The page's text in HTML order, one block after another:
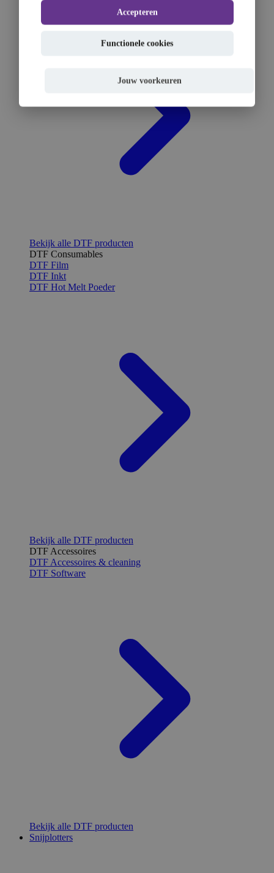
Bekijk alle DTF producten
DTF Consumables
DTF Film
DTF Inkt
DTF Hot Melt Poeder
Bekijk alle DTF producten
DTF Accessoires
DTF Accessoires & cleaning
DTF Software
Bekijk alle DTF producten
Snijplotters
Accepteren
Functionele cookies
Jouw voorkeuren